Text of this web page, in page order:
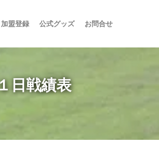
加盟登録 公式グッズ お問合せ
日戦績表